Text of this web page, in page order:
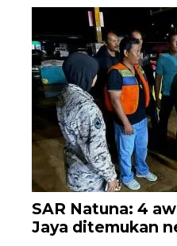
SAR Natuna: 4
Jaya ditemukan